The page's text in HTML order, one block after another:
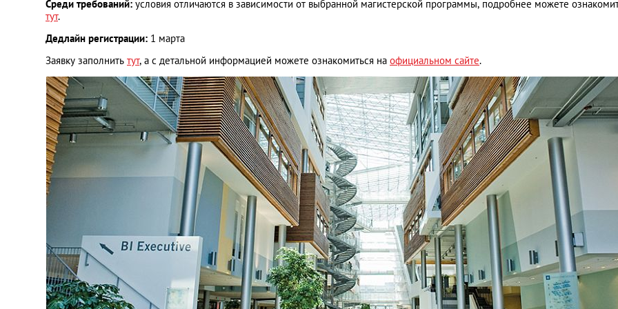
Среди требований: условия отличаются в зависимости от выбранной магистерской программы, подробнее можете
тут.
Дедлайн регистрации: 1 марта
Заявку заполнить тут, а с детальной информацией можете ознакомиться на официальном сайте.